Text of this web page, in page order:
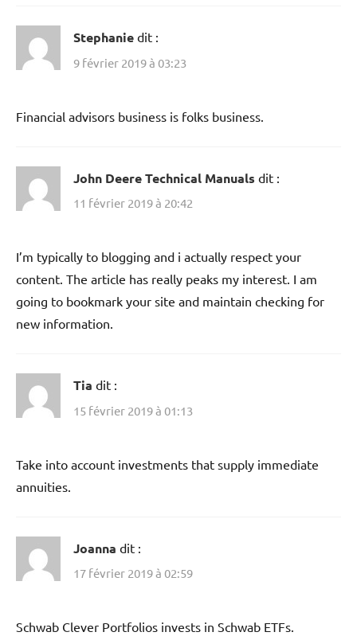
Stephanie dit :
9 février 2019 à 03:23
Financial advisors business is folks business.
John Deere Technical Manuals dit :
11 février 2019 à 20:42
I’m typically to blogging and i actually respect your
content. The article has really peaks my interest. I am
going to bookmark your site and maintain checking for
new information.
Tia dit :
15 février 2019 à 01:13
Take into account investments that supply immediate
annuities.
Joanna dit :
17 février 2019 à 02:59
Schwab Clever Portfolios invests in Schwab ETFs.